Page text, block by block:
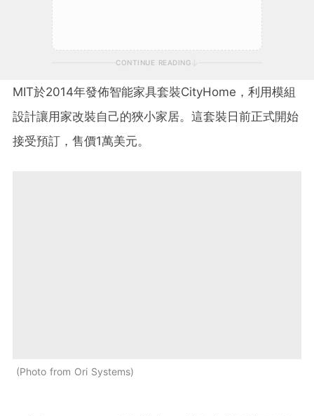
CONTINUE READING
MIT於2014年發佈智能家具套裝CityHome，利用模組
設計讓用家改裝自己的狹小家居。這套裝日前正式開始
接受預訂，售價1萬美元。
Photo from Ori Systems